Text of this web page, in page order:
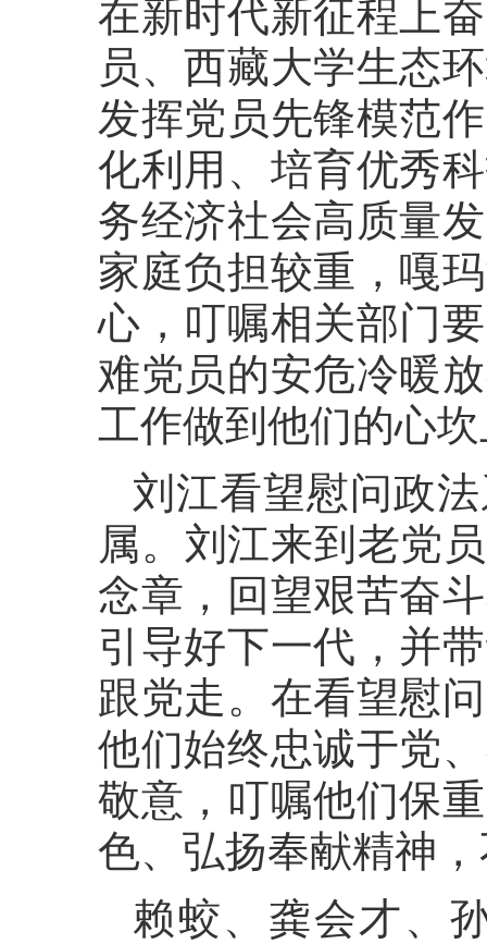
在新时代新征程上
员、西藏大学生态
发挥党员先锋模范
化利用、培育优秀
务经济社会高质量
家庭负担较重，嘎
心，叮嘱相关部门
难党员的安危冷暖
工作做到他们的心
刘江看望慰问政
属。刘江来到老党
念章，回望艰苦奋
引导好下一代，并
跟党走。在看望慰
他们始终忠诚于党
敬意，叮嘱他们保
色、弘扬奉献精神
赖蛟、龚会才、